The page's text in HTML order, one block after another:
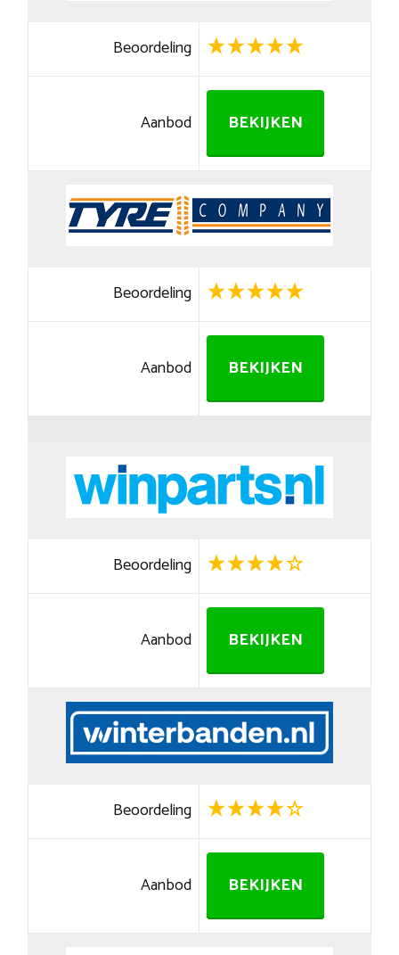
Beoordeling
Aanbod BEKIJKEN
Beoordeling
Aanbod BEKIJKEN
Beoordeling
Aanbod BEKIJKEN
Beoordeling
Aanbod BEKIJKEN